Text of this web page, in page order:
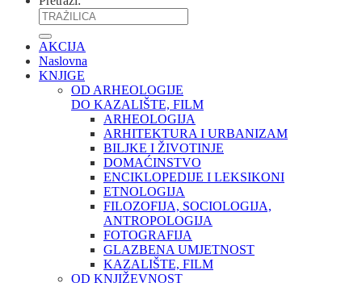
AKCIJA
Naslovna
KNJIGE
OD ARHEOLOGIJE
DO KAZALIŠTE, FILM
ARHEOLOGIJA
ARHITEKTURA I URBANIZAM
BILJKE I ŽIVOTINJE
DOMAĆINSTVO
ENCIKLOPEDIJE I LEKSIKONI
ETNOLOGIJA
FILOZOFIJA, SOCIOLOGIJA,
ANTROPOLOGIJA
FOTOGRAFIJA
GLAZBENA UMJETNOST
KAZALIŠTE, FILM
OD KNJIŽEVNOST